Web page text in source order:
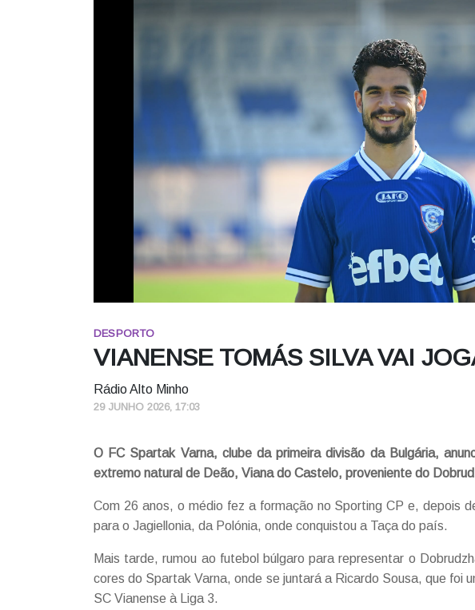
DESPORTO
VIANENSE TOMÁS SILVA VAI
Rádio Alto Minho
29 JUNHO 2026, 17:03
O FC Spartak Varna, clube da primeira divisão da Bulgária,
extremo natural de Deão, Viana do Castelo, proveniente do
Com 26 anos, o médio fez a formação no Sporting CP e, depois
para o Jagiellonia, da Polónia, onde conquistou a Taça do país.
Mais tarde, rumou ao futebol búlgaro para representar o
cores do Spartak Varna, onde se juntará a Ricardo Sousa, que foi
SC Vianense à Liga 3.